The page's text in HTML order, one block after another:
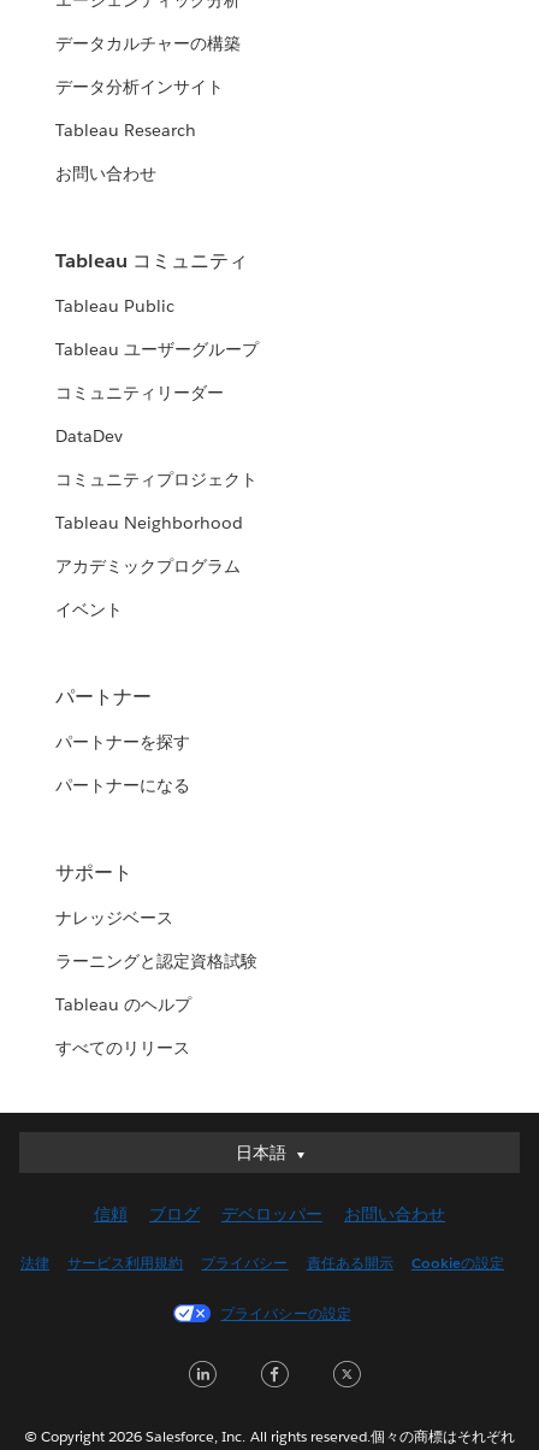
データカルチャーの構築
データ分析インサイト
Tableau Research
お問い合わせ
Tableau コミュニティ
Tableau Public
Tableau ユーザーグループ
コミュニティリーダー
DataDev
コミュニティプロジェクト
Tableau Neighborhood
アカデミックプログラム
イベント
パートナー
パートナーを探す
パートナーになる
サポート
ナレッジベース
ラーニングと認定資格試験
Tableau のヘルプ
すべてのリリース
日本語
日本語
English (UK)
Français (Canada)
Italiano
信頼 ブログ デベロッパー お問い合わせ
法律 サービス利用規約 プライバシー 責任ある開示 Cookieの設定
プライバシーの設定
LinkedInFacebook
© Copyright 2026 Salesforce, Inc. All rights reserved.個々の商標はそれぞれ